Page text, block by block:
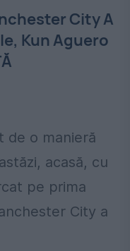
City A
Kun Aguero
de o manieră
acasă, cu
pe prima
City a